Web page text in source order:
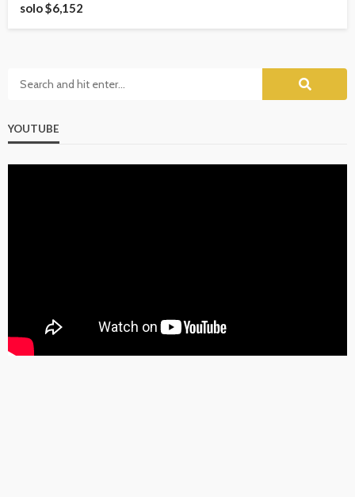
solo $6,152
YOUTUBE